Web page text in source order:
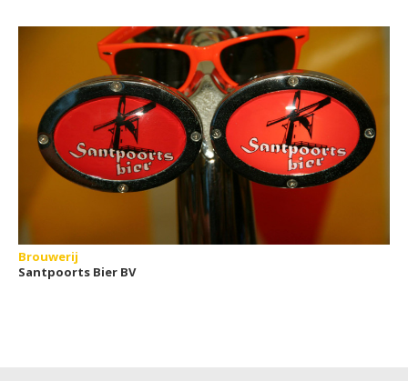
Brouwerij
Santpoorts Bier BV